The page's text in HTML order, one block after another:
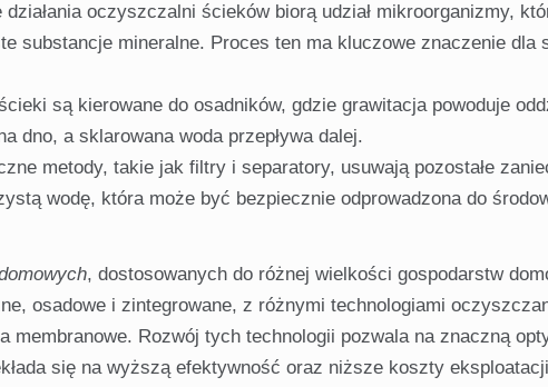
oczyszczalni ścieków biorą udział mikroorganizmy,
substancje mineralne. Proces ten ma kluczowe znaczenie dla
są kierowane do osadników, gdzie grawitacja powoduje
dno, a sklarowana woda przepływa dalej.
metody, takie jak filtry i separatory, usuwają pozostałe
wodę, która może być bezpiecznie odprowadzona do
, dostosowanych do różnej wielkości gospodarstw
osadowe i zintegrowane, z różnymi technologiami
membranowe. Rozwój tych technologii pozwala na znaczną
się na wyższą efektywność oraz niższe koszty